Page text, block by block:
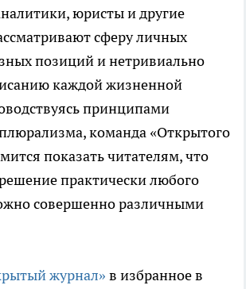
юристы и другие
сферу личных
позиций и нетривиально
каждой жизненной
принципами
команда «Открытого
показать читателям, что
практически любого
совершенно различными
журнал» в избранное в